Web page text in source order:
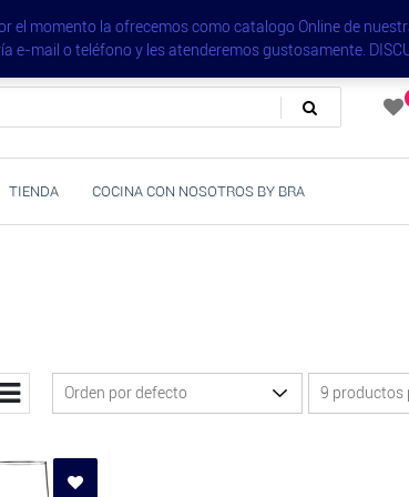
Tienda Blog Seleccion
TIENDA COCINA CON NOSOTROS BY BRA
momento la ofrecemos como catalogo Online de
mail o teléfono y les atenderemos gustosamente.